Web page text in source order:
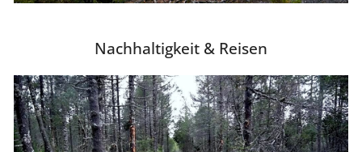
Nachhaltigkeit & Reisen